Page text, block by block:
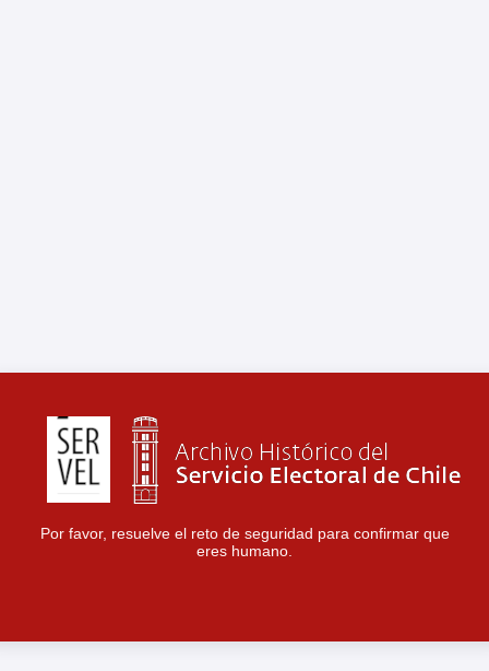
Por favor, resuelve el reto de seguridad para confirmar que
eres humano.